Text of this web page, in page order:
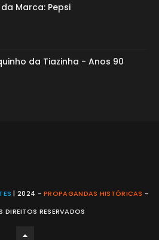
Marca: Pepsi
da Tiazinha - Anos 90
| 2024 -PROPAGANDAS HISTÓRICAS -
DIREITOS RESERVADOS